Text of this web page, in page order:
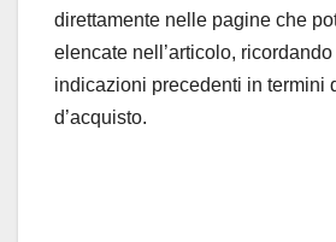
direttamente nelle pagine che
elencate nell’articolo,
indicazioni precedenti in termini
d’acquisto.